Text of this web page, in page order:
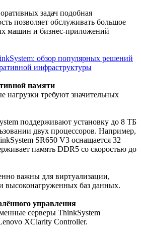
задач подобная
позволяет обслуживать большое
машин и бизнес-приложений
памяти
нагрузки требуют значительных
поддерживают установку до 8 ТБ
двух процессоров. Например,
SR650 V3 оснащается 32
память DDR5 со скоростью до
важны для виртуализации,
высоконагруженных баз данных.
управления
серверы ThinkSystem
XClarity Controller.